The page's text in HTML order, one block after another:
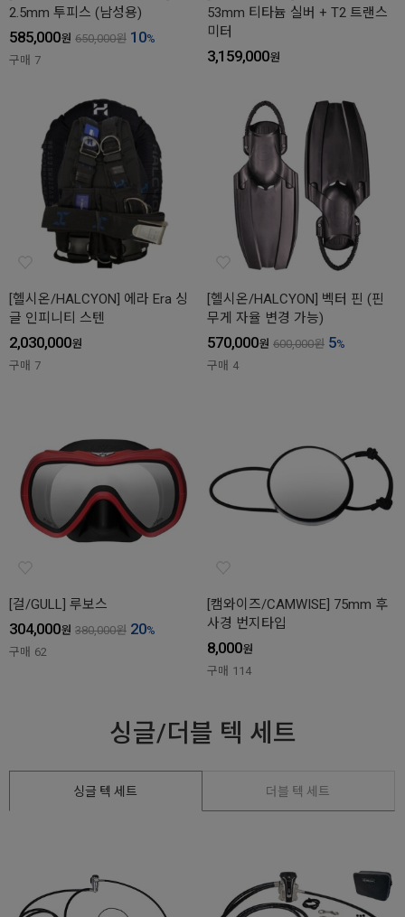
2.5mm 투피스 (남성용)
585,000원 650,000원 10%
구매 7
53mm 티타늄 실버 + T2 트랜스
미터
3,159,000원
[헬시온/HALCYON] 에라 Era 싱
글 인피니티 스텐
2,030,000원
구매 7
[헬시온/HALCYON] 벡터 핀 (핀
무게 자율 변경 가능)
570,000원 600,000원 5%
구매 4
[걸/GULL] 루보스
304,000원 380,000원 20%
구매 62
[캠와이즈/CAMWISE] 75mm 후
사경 번지타입
8,000원
구매 114
싱글/더블 텍 세트
싱글 텍 세트 더블 텍 세트